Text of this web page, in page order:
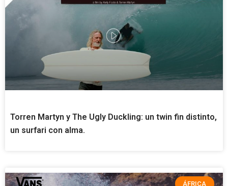
Torren Martyn y The Ugly Duckling: un twin fin distinto,
un surfari con alma.
ÁFRICA